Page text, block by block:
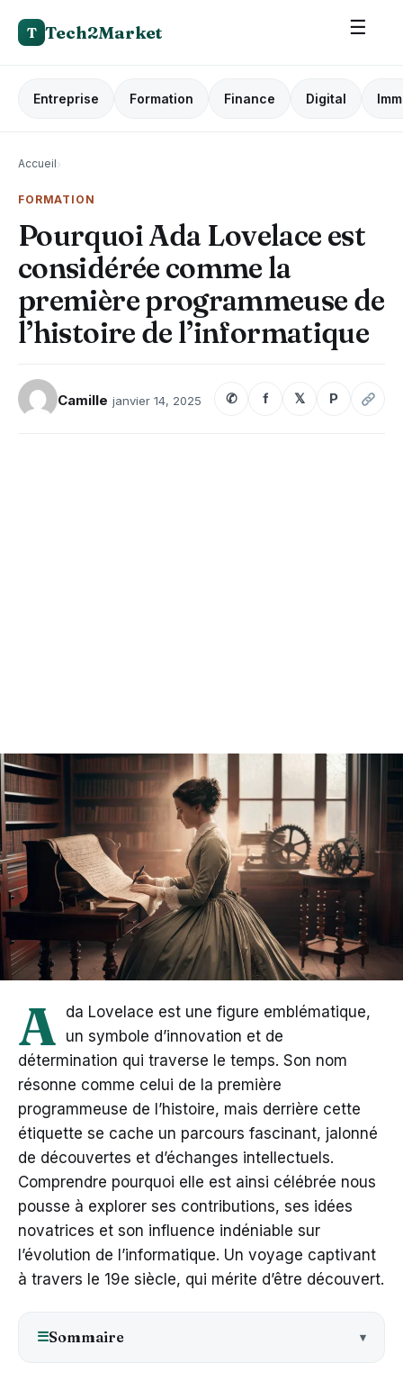
T Tech2Market ☰
Entreprise Formation Finance Digital
Accueil›
FORMATION
Pourquoi Ada Lovelace est
considérée comme la
première programmeuse de
l’histoire de l’informatique
Camille janvier 14, 2025 ✆ f 𝕏 P
A da Lovelace est une figure emblématique,
un symbole d’innovation et de
détermination qui traverse le temps. Son nom
résonne comme celui de la première
programmeuse de l’histoire, mais derrière cette
étiquette se cache un parcours fascinant, jalonné
de découvertes et d’échanges intellectuels.
Comprendre pourquoi elle est ainsi célébrée nous
pousse à explorer ses contributions, ses idées
novatrices et son influence indéniable sur
l’évolution de l’informatique. Un voyage captivant
à travers le 19e siècle, qui mérite d’être découvert.
☰Sommaire